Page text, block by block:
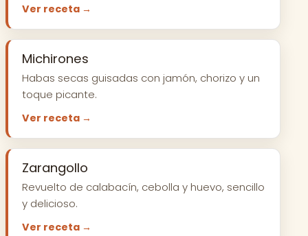
Ver receta →
Michirones
Habas secas guisadas con jamón, chorizo y un
toque picante.
Ver receta →
Zarangollo
Revuelto de calabacín, cebolla y huevo, sencillo
y delicioso.
Ver receta →